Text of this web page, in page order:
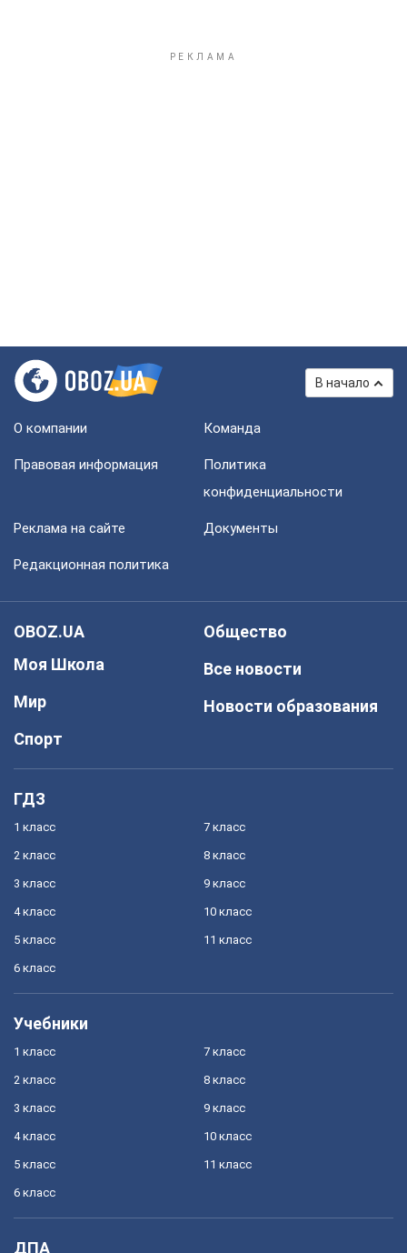
В начало
О компании Команда
Правовая информация
Политика
конфиденциальности
Реклама на сайте Документы
Редакционная политика
OBOZ.UA
Моя Школа
Мир
Спорт
Общество
Все новости
Новости образования
ГДЗ
1 класс
2 класс
3 класс
4 класс
5 класс
6 класс
7 класс
8 класс
9 класс
10 класс
11 класс
Учебники
1 класс
2 класс
3 класс
4 класс
5 класс
6 класс
7 класс
8 класс
9 класс
10 класс
11 класс
ДПА